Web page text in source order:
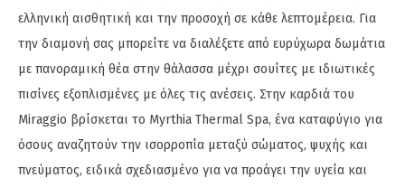
ελληνική αισθητική και την προσοχή σε κάθε λεπτομέρεια. Για
την διαμονή σας μπορείτε να διαλέξετε από ευρύχωρα δωμάτια
με πανοραμική θέα στην θάλασσα μέχρι σουίτες με ιδιωτικές
πισίνες εξοπλισμένες με όλες τις ανέσεις. Στην καρδιά του
Miraggio βρίσκεται το Myrthia Thermal Spa, ένα καταφύγιο για
όσους αναζητούν την ισορροπία μεταξύ σώματος, ψυχής και
πνεύματος, ειδικά σχεδιασμένο για να προάγει την υγεία και